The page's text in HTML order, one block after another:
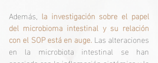
Además, la investigación sobre el papel
del microbioma intestinal y su relación
con el SOP está en auge. Las alteraciones
en la microbiota intestinal se han